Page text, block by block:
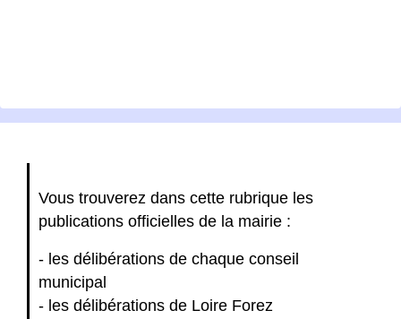
Vous trouverez dans cette rubrique les
publications officielles de la mairie :
- les délibérations de chaque conseil
municipal
- les délibérations de Loire Forez